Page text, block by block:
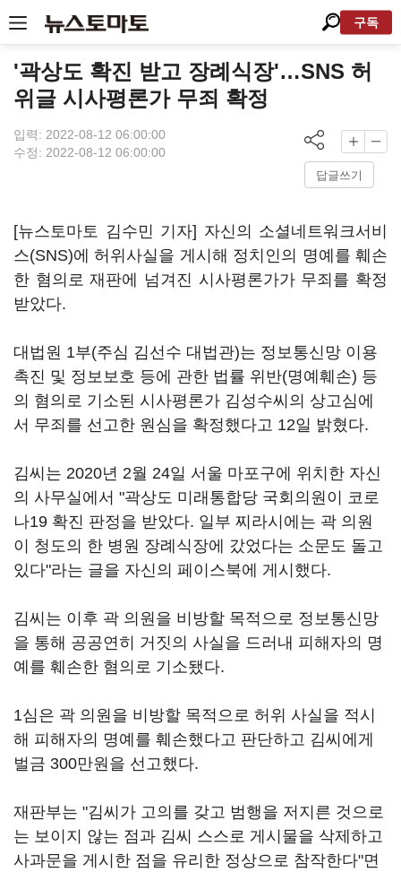
구독
'곽상도 확진 받고 장례식장'…SNS 허
위글 시사평론가 무죄 확정
입력: 2022-08-12 06:00:00
수정: 2022-08-12 06:00:00
답글쓰기
[뉴스토마토 김수민 기자] 자신의 소셜네트워크서비
스(SNS)에 허위사실을 게시해 정치인의 명예를 훼손
한 혐의로 재판에 넘겨진 시사평론가가 무죄를 확정
받았다.
대법원 1부(주심 김선수 대법관)는 정보통신망 이용
촉진 및 정보보호 등에 관한 법률 위반(명예훼손) 등
의 혐의로 기소된 시사평론가 김성수씨의 상고심에
서 무죄를 선고한 원심을 확정했다고 12일 밝혔다.
김씨는 2020년 2월 24일 서울 마포구에 위치한 자신
의 사무실에서 "곽상도 미래통합당 국회의원이 코로
나19 확진 판정을 받았다. 일부 찌라시에는 곽 의원
이 청도의 한 병원 장례식장에 갔었다는 소문도 돌고
있다"라는 글을 자신의 페이스북에 게시했다.
김씨는 이후 곽 의원을 비방할 목적으로 정보통신망
을 통해 공공연히 거짓의 사실을 드러내 피해자의 명
예를 훼손한 혐의로 기소됐다.
1심은 곽 의원을 비방할 목적으로 허위 사실을 적시
해 피해자의 명예를 훼손했다고 판단하고 김씨에게
벌금 300만원을 선고했다.
재판부는 "김씨가 고의를 갖고 범행을 저지른 것으로
는 보이지 않는 점과 김씨 스스로 게시물을 삭제하고
사과문을 게시한 점을 유리한 정상으로 참작한다"면